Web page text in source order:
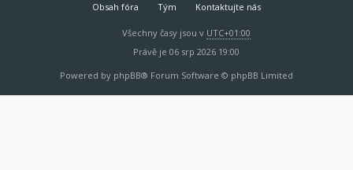
Obsah fóra Tým Kontaktujte nás
Všechny časy jsou v UTC+01:00
Právě je 06 srp 2026 19:00
Powered by phpBB® Forum Software © phpBB Limited